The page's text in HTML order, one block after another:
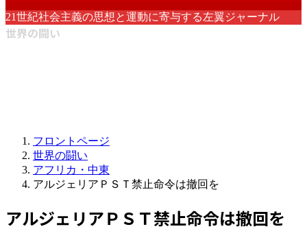
21世紀社会主義の思想と運動に寄与する左翼ジャーナル
世界の闘い
フロントページ
世界の闘い
アフリカ・中東
アルジェリアＰＳＴ禁止命令は撤回を
アルジェリアＰＳＴ禁止命令は撤回を